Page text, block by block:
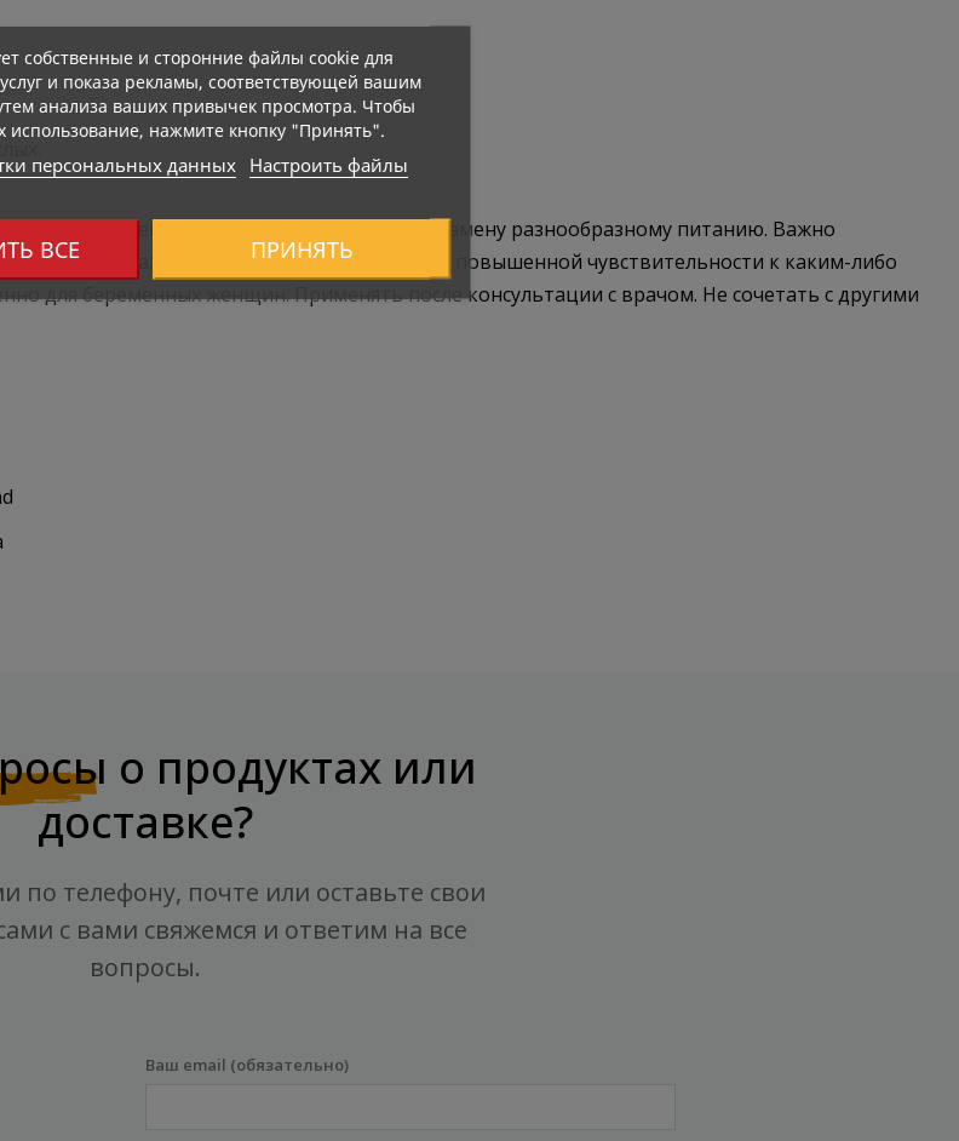
для детей месте. Не использовать как замену разнообразному питанию. Важно
образа жизни. Не использовать при повышенной чувствительности к каким-либо
для беременных женщин. Применять после консультации с врачом. Не сочетать с другими
о продуктах или
доставке?
по телефону, почте или оставьте свои
с вами свяжемся и ответим на все
вопросы.
Ваш email (обязательно)
собственные и сторонние файлы cookie для
и показа рекламы, соответствующей вашим
анализа ваших привычек просмотра. Чтобы
использование, нажмите кнопку "Принять".
персональных данных
Настроить файлы
ВСЕ ПРИНЯТЬ